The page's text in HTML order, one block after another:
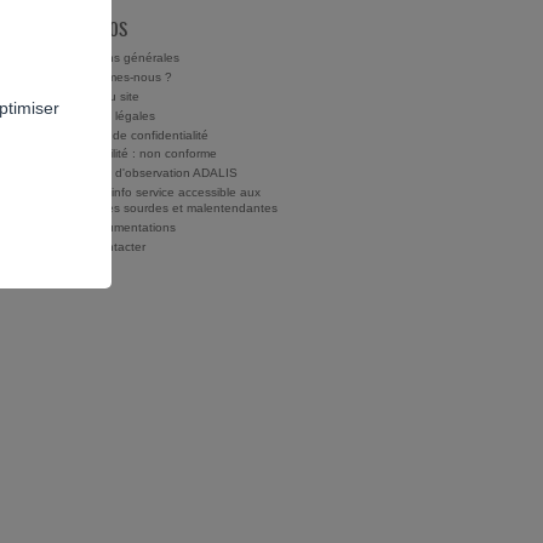
À PROPOS
Conditions générales
Qui sommes-nous ?
Charte du site
Mentions légales
Politique de confidentialité
Accessibilité : non conforme
Rapports d'observation ADALIS
Drogues info service accessible aux
personnes sourdes et malentendantes
Nos documentations
Nous contacter